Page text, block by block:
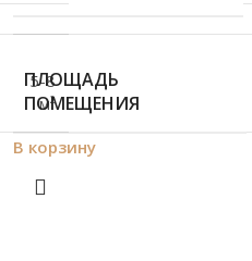
5-8
м²
ПЛОЩАДЬ
ПОМЕЩЕНИЯ
В корзину